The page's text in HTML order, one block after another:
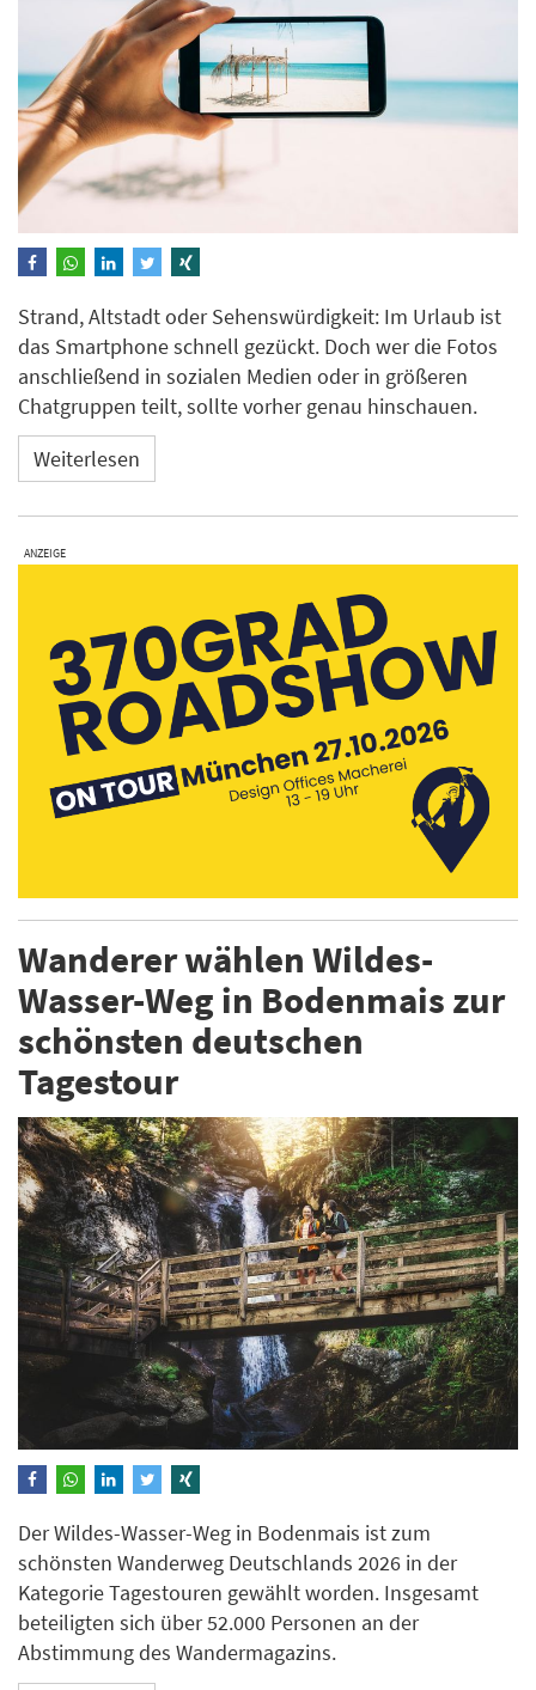
Strand, Altstadt oder Sehenswürdigkeit: Im Urlaub ist
das Smartphone schnell gezückt. Doch wer die Fotos
anschließend in sozialen Medien oder in größeren
Chatgruppen teilt, sollte vorher genau hinschauen.
Weiterlesen
ANZEIGE
Wanderer wählen Wildes-
Wasser-Weg in Bodenmais zur
schönsten deutschen
Tagestour
Der Wildes-Wasser-Weg in Bodenmais ist zum
schönsten Wanderweg Deutschlands 2026 in der
Kategorie Tagestouren gewählt worden. Insgesamt
beteiligten sich über 52.000 Personen an der
Abstimmung des Wandermagazins.